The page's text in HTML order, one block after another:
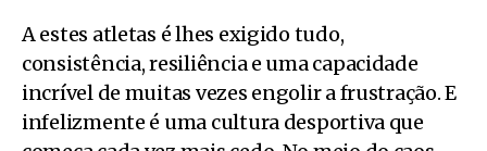
A estes atletas é lhes exigido tudo,
consistência, resiliência e uma capacidade
incrível de muitas vezes engolir a frustração. E
infelizmente é uma cultura desportiva que